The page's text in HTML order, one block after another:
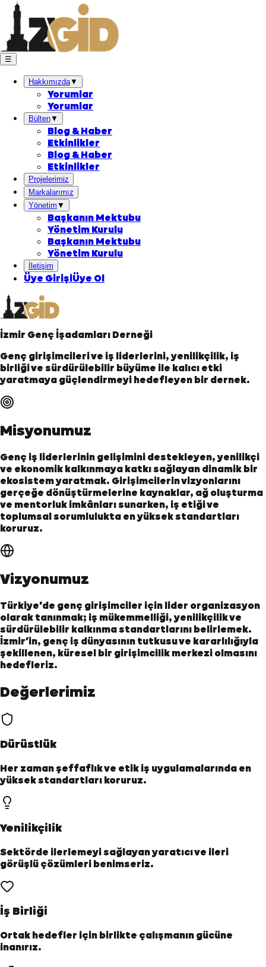
☰
Hakkımızda▼
Yorumlar
Yorumlar
Bülten▼
Blog & Haber
Etkinlikler
Blog & Haber
Etkinlikler
Projelerimiz
Markalarımız
Yönetim ▼
Başkanın Mektubu
Yönetim Kurulu
Başkanın Mektubu
Yönetim Kurulu
İletişim
Üye GirişiÜye Ol
İzmir Genç İşadamları Derneği
Genç girişimcileri ve iş liderlerini, yenilikçilik, iş
birliği ve sürdürülebilir büyüme ile kalıcı etki
yaratmaya güçlendirmeyi hedefleyen bir dernek.
Misyonumuz
Genç iş liderlerinin gelişimini destekleyen, yenilikçi
ve ekonomik kalkınmaya katkı sağlayan dinamik bir
ekosistem yaratmak. Girişimcilerin vizyonlarını
gerçeğe dönüştürmelerine kaynaklar, ağ oluşturma
ve mentorluk imkânları sunarken, iş etiği ve
toplumsal sorumlulukta en yüksek standartları
koruruz.
Vizyonumuz
Türkiye'de genç girişimciler için lider organizasyon
olarak tanınmak; iş mükemmelliği, yenilikçilik ve
sürdürülebilir kalkınma standartlarını belirlemek.
İzmir’in, genç iş dünyasının tutkusu ve kararlılığıyla
şekillenen, küresel bir girişimcilik merkezi olmasını
hedefleriz.
Değerlerimiz
Dürüstlük
Her zaman şeffaflık ve etik iş uygulamalarında en
yüksek standartları koruruz.
Yenilikçilik
Sektörde ilerlemeyi sağlayan yaratıcı ve ileri
görüşlü çözümleri benimseriz.
İş Birliği
Ortak hedefler için birlikte çalışmanın gücüne
inanırız.